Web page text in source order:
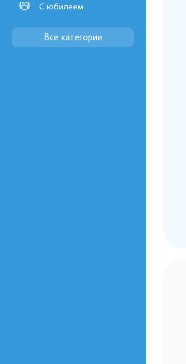
С юбилеем
Все категории